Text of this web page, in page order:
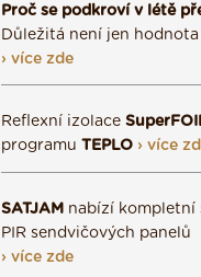
Proč se podkroví v létě
Důležitá není jen hodnota
› více zde
Reflexní izolace
programu TEPLO › více
SATJAM nabízí kompletní
PIR sendvičových panelů
› více zde